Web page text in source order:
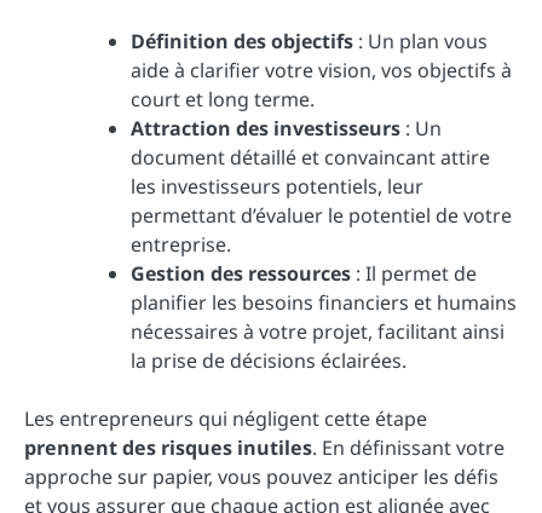
Définition des objectifs : Un plan vous
aide à clarifier votre vision, vos objectifs à
court et long terme.
Attraction des investisseurs : Un
document détaillé et convaincant attire
les investisseurs potentiels, leur
permettant d’évaluer le potentiel de votre
entreprise.
Gestion des ressources : Il permet de
planifier les besoins financiers et humains
nécessaires à votre projet, facilitant ainsi
la prise de décisions éclairées.
Les entrepreneurs qui négligent cette étape
prennent des risques inutiles. En définissant votre
approche sur papier, vous pouvez anticiper les défis
et vous assurer que chaque action est alignée avec